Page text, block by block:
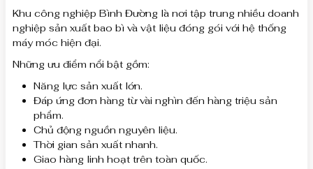
Khu công nghiệp Bình Đường là nơi tập trung nhiều doanh
nghiệp sản xuất bao bì và vật liệu đóng gói với hệ thống
máy móc hiện đại.
Những ưu điểm nổi bật gồm:
Năng lực sản xuất lớn.
Đáp ứng đơn hàng từ vài nghìn đến hàng triệu sản
phẩm.
Chủ động nguồn nguyên liệu.
Thời gian sản xuất nhanh.
Giao hàng linh hoạt trên toàn quốc.